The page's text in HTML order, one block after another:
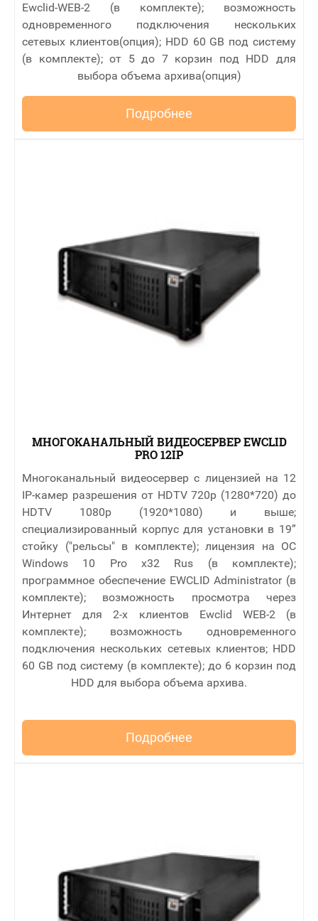
Ewclid-WEB-2 (в комплекте); возможность
одновременного подключения нескольких
сетевых клиентов(опция); HDD 60 GB под систему
(в комплекте); от 5 до 7 корзин под HDD для
выбора объема архива(опция)
Подробнее
МНОГОКАНАЛЬНЫЙ ВИДЕОСЕРВЕР EWCLID
PRO 12IP
Многоканальный видеосервер с лицензией на 12
IP-камер разрешения от HDTV 720p (1280*720) до
HDTV 1080p (1920*1080) и выше;
специализированный корпус для установки в 19”
стойку ("рельсы" в комплекте); лицензия на ОС
Windows 10 Pro x32 Rus (в комплекте);
программное обеспечение EWCLID Administrator (в
комплекте); возможность просмотра через
Интернет для 2-х клиентов Ewclid WEB-2 (в
комплекте); возможность одновременного
подключения нескольких сетевых клиентов; HDD
60 GB под систему (в комплекте); до 6 корзин под
HDD для выбора объема архива.
Подробнее